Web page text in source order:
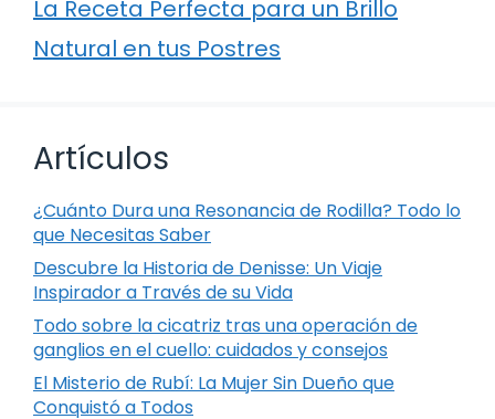
La Receta Perfecta para un Brillo
Natural en tus Postres
Artículos
¿Cuánto Dura una Resonancia de Rodilla? Todo lo
que Necesitas Saber
Descubre la Historia de Denisse: Un Viaje
Inspirador a Través de su Vida
Todo sobre la cicatriz tras una operación de
ganglios en el cuello: cuidados y consejos
El Misterio de Rubí: La Mujer Sin Dueño que
Conquistó a Todos